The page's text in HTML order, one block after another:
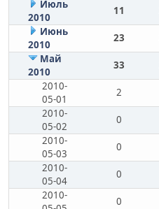
Июль
2010
11
Июнь
2010
23
Май
2010
33
2010-
05-01
2
2010-
05-02
0
2010-
05-03
0
2010-
05-04
0
2010-
0